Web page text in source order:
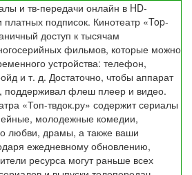
и тв-передачи онлайн в HD-
платных подписок. Кинотеатр «Top-
доступ к тысячам
фильмов, которые можно
устройства: телефон,
и т. д. Достаточно, чтобы аппарат
поддерживал флеш плеер и видео.
«Топ-твдок.ру» содержит сериалы
молодежные комедии,
любви, драмы, а также ваши
ежедневному обновлению,
ресурса могут раньше всех